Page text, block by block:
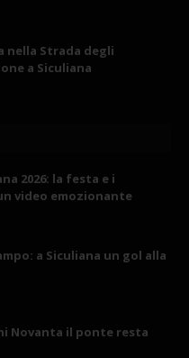
nella Strada degli
a Siculiana
2026: la festa e i
video emozionante
a Siculiana un gol alla
Novanta il ponte resta